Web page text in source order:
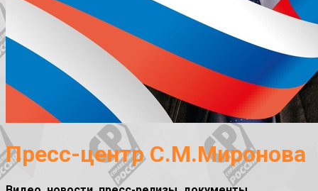
Пресс-центр С.М.Миронова